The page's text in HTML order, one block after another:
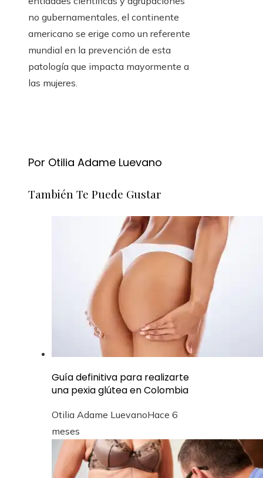
no gubernamentales, el continente
americano se erige como un referente
mundial en la prevención de esta
patología que impacta mayormente a
las mujeres.
Por Otilia Adame Luevano
También Te Puede Gustar
Guía definitiva para realizarte
una pexia glútea en Colombia
Otilia Adame LuevanoHace 6
meses